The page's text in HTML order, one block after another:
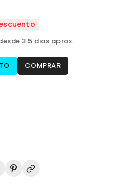
3 5 dias aprox.
COMPRAR